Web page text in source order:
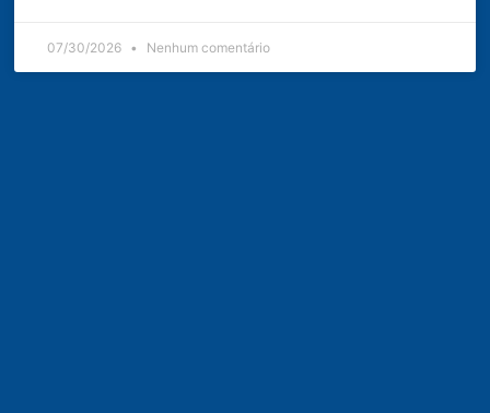
07/30/2026 Nenhum comentário